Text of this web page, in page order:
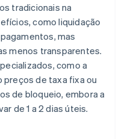
tradicionais na
como liquidação
mas
menos transparentes.
como a
de taxa fixa ou
de bloqueio, embora a
de 1 a 2 dias úteis.